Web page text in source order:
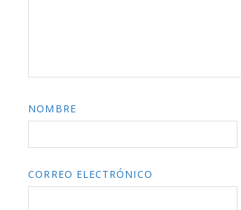
NOMBRE
CORREO ELECTRÓNICO